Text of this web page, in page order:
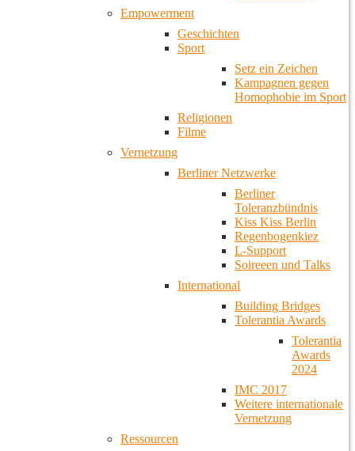
Empowerment
Geschichten
Sport
Setz ein Zeichen
Kampagnen gegen
Homophobie im Sport
Religionen
Filme
Vernetzung
Berliner Netzwerke
Berliner
Toleranzbündnis
Kiss Kiss Berlin
Regenbogenkiez
L-Support
Soireeen und Talks
International
Building Bridges
Tolerantia Awards
Tolerantia
Awards
2024
IMC 2017
Weitere internationale
Vernetzung
Ressourcen